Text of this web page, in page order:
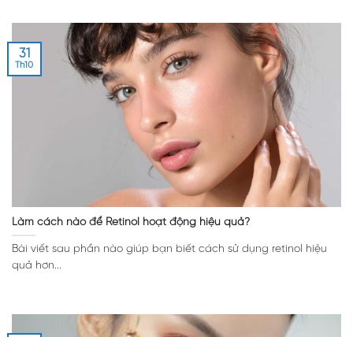
Làm cách nào để Retinol hoạt động hiệu quả?
Bài viết sau phần nào giúp bạn biết cách sử dụng retinol hiệu
quả hơn...
31
Th10